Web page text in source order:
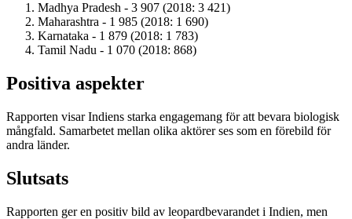
Madhya Pradesh - 3 907 (2018: 3 421)
Maharashtra - 1 985 (2018: 1 690)
Karnataka - 1 879 (2018: 1 783)
Tamil Nadu - 1 070 (2018: 868)
Positiva aspekter
Rapporten visar Indiens starka engagemang för att bevara biologisk
mångfald. Samarbetet mellan olika aktörer ses som en förebild för
andra länder.
Slutsats
Rapporten ger en positiv bild av leopardbevarandet i Indien, men